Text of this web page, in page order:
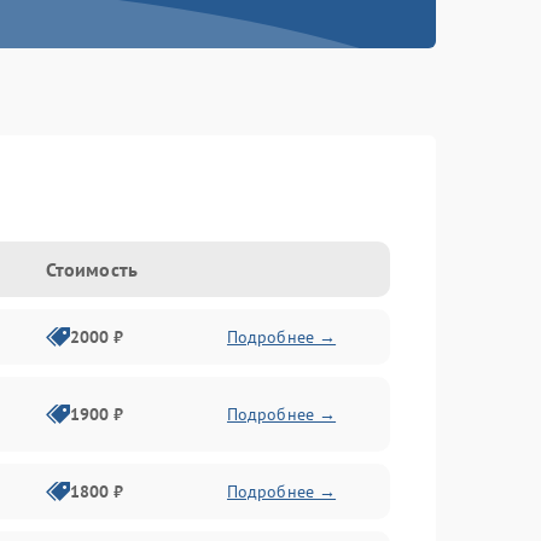
Стоимость
2000 ₽ Подробнее →
1900 ₽ Подробнее →
1800 ₽ Подробнее →